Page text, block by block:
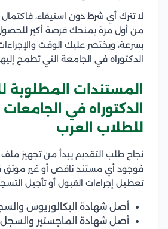
لا تترك أي شرط دون استيفاء،
من أول مرة يمنحك فرصة أكبر
بسرعة، ويختصر عليك الوقت
الدكتوراه في الجامعة التي تطمح إليها.
المستندات المطلوبة
الدكتوراه في
للطلاب العرب
نجاح طلب التقديم يبدأ من تجهيز
فوجود أي مستند ناقص أو غير موثق
تعطيل إجراءات القبول أو تأجيل
أصل شهادة البكالوريوس
أصل شهادة الماجستير والسجل